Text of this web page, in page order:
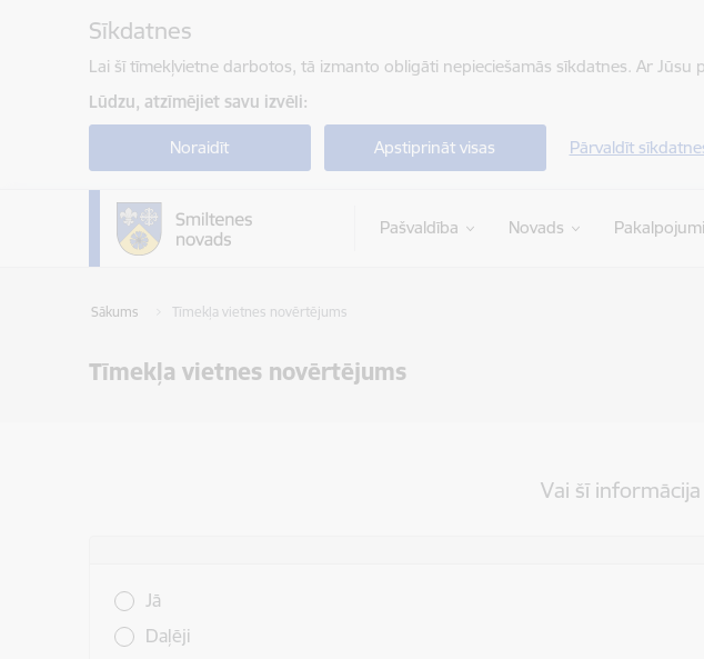
Sīkdatnes
Lai šī tīmekļvietne darbotos, tā izmanto obligāti nepieciešamās sīkdatnes. Ar
Lūdzu, atzīmējiet savu izvēli:
Noraidīt Apstiprināt visas Pārvaldīt
Pašvaldība Novads Pakalpojumi
Sākums Tīmekļa vietnes novērtējums
Tīmekļa vietnes novērtējums
Vai šī
Jā
Daļēji